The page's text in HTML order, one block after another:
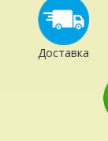
Доставка